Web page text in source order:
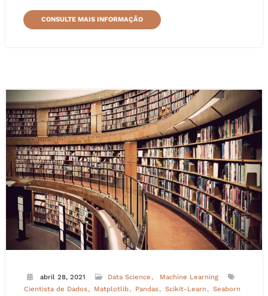
CONSULTE MAIS INFORMAÇÃO
abril 28, 2021 Data Science
Machine Learning
Cientista de Dados
Matplotlib Pandas Scikit-Learn Seaborn